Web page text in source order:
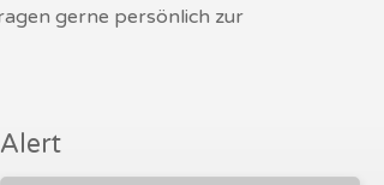
gerne persönlich zur